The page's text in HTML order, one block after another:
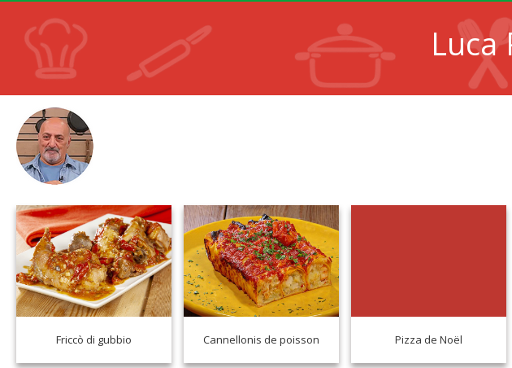
Luca
Friccò di gubbio Cannellonis de poisson Pizza de Noël